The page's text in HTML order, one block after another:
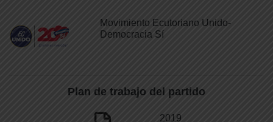
Movimiento Ecutoriano Unido-
Democracia Sí
Plan de trabajo del partido
2019